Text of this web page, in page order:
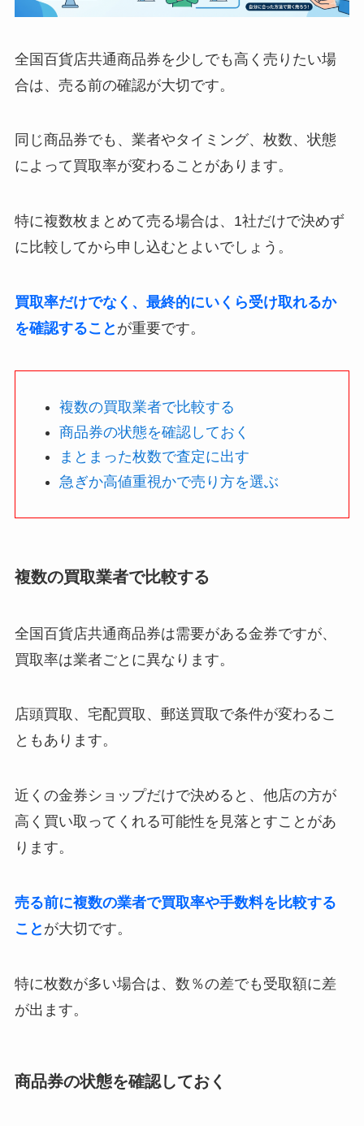
全国百貨店共通商品券を少しでも高く売りたい場
合は、売る前の確認が大切です。
同じ商品券でも、業者やタイミング、枚数、状態
によって買取率が変わることがあります。
特に複数枚まとめて売る場合は、1社だけで決めず
に比較してから申し込むとよいでしょう。
買取率だけでなく、最終的にいくら受け取れるか
を確認すること が重要です。
複数の買取業者で比較する
商品券の状態を確認しておく
まとまった枚数で査定に出す
急ぎか高値重視かで売り方を選ぶ
複数の買取業者で比較する
全国百貨店共通商品券は需要がある金券ですが、
買取率は業者ごとに異なります。
店頭買取、宅配買取、郵送買取で条件が変わるこ
ともあります。
近くの金券ショップだけで決めると、他店の方が
高く買い取ってくれる可能性を見落とすことがあ
ります。
売る前に複数の業者で買取率や手数料を比較する
こと が大切です。
特に枚数が多い場合は、数％の差でも受取額に差
が出ます。
商品券の状態を確認しておく